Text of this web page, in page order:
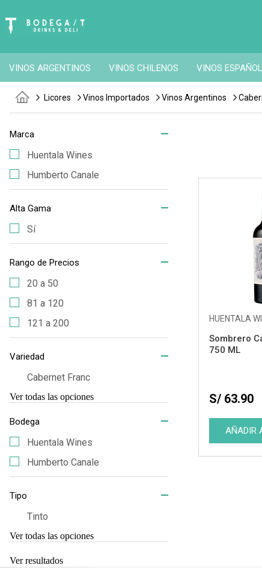
VINOS ARGENTINOS VINOS CHILENOS VINOS
Licores Vinos Importados Vinos Argentinos
Marca
Huentala Wines
Humberto Canale
Alta Gama
Sí
Rango de Precios
20 a 50
81 a 120
121 a 200
Variedad
Cabernet Franc
Ver todas las opciones
Bodega
Huentala Wines
Humberto Canale
Tipo
Tinto
Ver todas las opciones
Ver resultados
HUENTALA
Sombrero
750 ML
S/ 63.90